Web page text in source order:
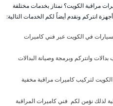
مراقبة الكويت؟ نمتاز بخدمات مختلفة
انتركم ونقدم أيضاً لكم الخدمات التالية:
في الكويت عبر فني كاميرات
وانتركم وبرمجة وصيانة البدالات
لتركيب كاميرات مراقبة مخفية
لذلك نؤمن لكم فني كاميرات المراقبة